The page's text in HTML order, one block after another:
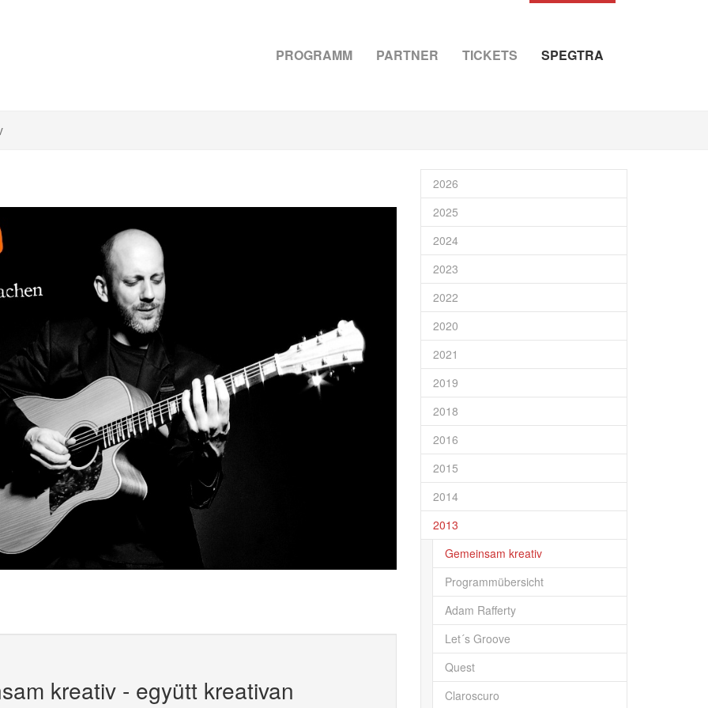
PROGRAMM PARTNER TICKETS SPEGTRA
kreativ - együtt kreativan
2026
2025
2024
2023
2022
2020
2021
2019
2018
2016
2015
2014
2013
Gemeinsam kreativ
Programmübersicht
Adam Rafferty
Let´s Groove
Quest
Claroscuro